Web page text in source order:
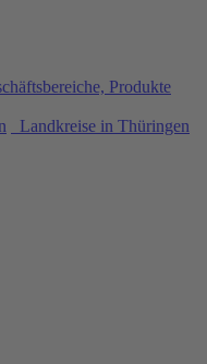
Produkte
Landkreise in Thüringen